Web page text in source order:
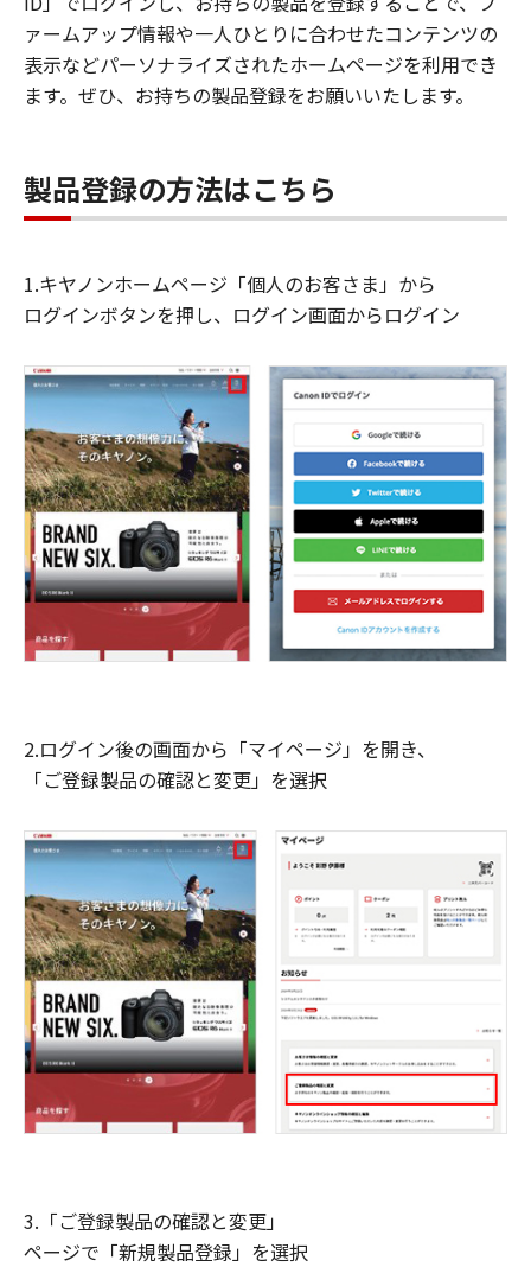
ァームアップ情報や一人ひとりに合わせたコンテンツの
表示などパーソナライズされたホームページを利用でき
ます。ぜひ、お持ちの製品登録をお願いいたします。
製品登録の方法はこちら
1.キヤノンホームページ「個人のお客さま」から
ログインボタンを押し、ログイン画面からログイン
2.ログイン後の画面から「マイページ」を開き、
「ご登録製品の確認と変更」を選択
3.「ご登録製品の確認と変更」
ページで「新規製品登録」を選択